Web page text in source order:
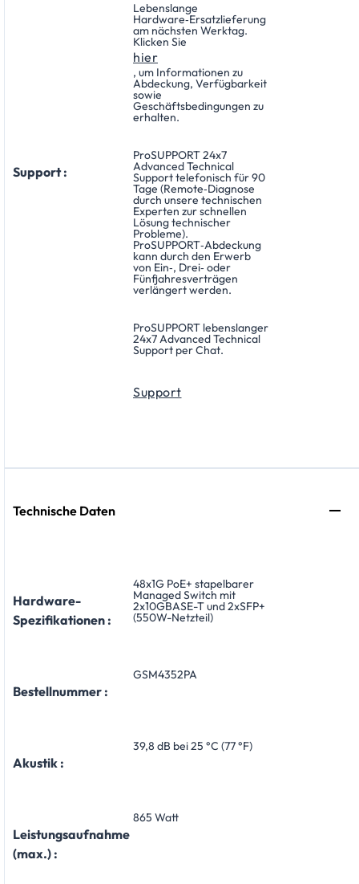
Lebenslange
Hardware‑Ersatzlieferung
am nächsten Werktag.
Klicken Sie
hier
, um Informationen zu
Abdeckung, Verfügbarkeit
sowie
Geschäftsbedingungen zu
erhalten.
Support :
ProSUPPORT 24x7
Advanced Technical
Support telefonisch für 90
Tage (Remote‑Diagnose
durch unsere technischen
Experten zur schnellen
Lösung technischer
Probleme).
ProSUPPORT‑Abdeckung
kann durch den Erwerb
von Ein‑, Drei‑ oder
Fünfjahresverträgen
verlängert werden.
ProSUPPORT lebenslanger
24x7 Advanced Technical
Support per Chat.
Support
Technische Daten
Hardware-
Spezifikationen :
48x1G PoE+ stapelbarer
Managed Switch mit
2x10GBASE-T und 2xSFP+
(550W-Netzteil)
Bestellnummer :
GSM4352PA
Akustik :
39,8 dB bei 25 °C (77 °F)
Leistungsaufnahme
(max.) :
865 Watt